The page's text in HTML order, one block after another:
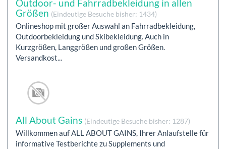
Outdoor- und Fahrradbekleidung in allen
Größen (Eindeutige Besuche bisher: 1434)
Onlineshop mit großer Auswahl an Fahrradbekleidung,
Outdoorbekleidung und Skibekleidung. Auch in
Kurzgrößen, Langgrößen und großen Größen.
Versandkost...
All About Gains (Eindeutige Besuche bisher: 1287)
Willkommen auf ALL ABOUT GAINS, Ihrer Anlaufstelle für
informative Testberichte zu Supplements und